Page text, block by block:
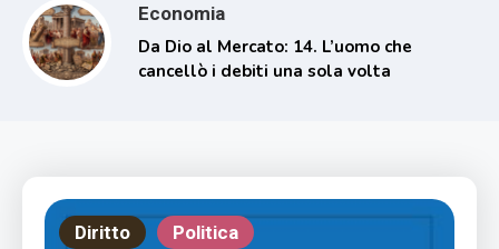
Economia
Da Dio al Mercato: 14. L’uomo che
cancellò i debiti una sola volta
Diritto Politica